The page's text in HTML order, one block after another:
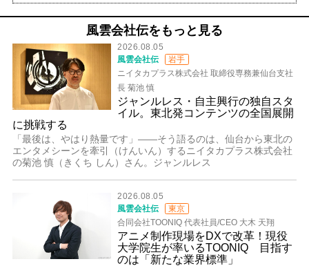
風雲会社伝をもっと見る
2026.08.05
風雲会社伝
岩手
ニイタカプラス株式会社 取締役専務兼仙台支社
長 菊池 慎
ジャンルレス・自主興行の独自スタ
イル。東北発コンテンツの全国展開
に挑戦する
「最後は、やはり熱量です」――そう語るのは、仙台から東北の
エンタメシーンを牽引（けんいん）するニイタカプラス株式会社
の菊池 慎（きくち しん）さん。ジャンルレス
2026.08.05
風雲会社伝
東京
合同会社TOONIQ 代表社員/CEO 大木 天翔
アニメ制作現場をDXで改革！現役
大学院生が率いるTOONIQ 目指す
のは「新たな業界標準」